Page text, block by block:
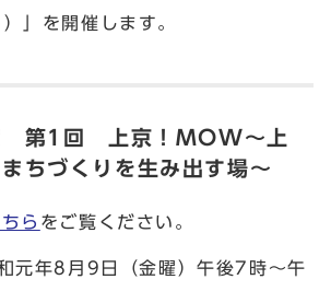
」を開催します。
第1回 上京！MOW～上
ちづくりを生み出す場～
ら をご覧ください。
元年8月9日（金曜）午後7時～午